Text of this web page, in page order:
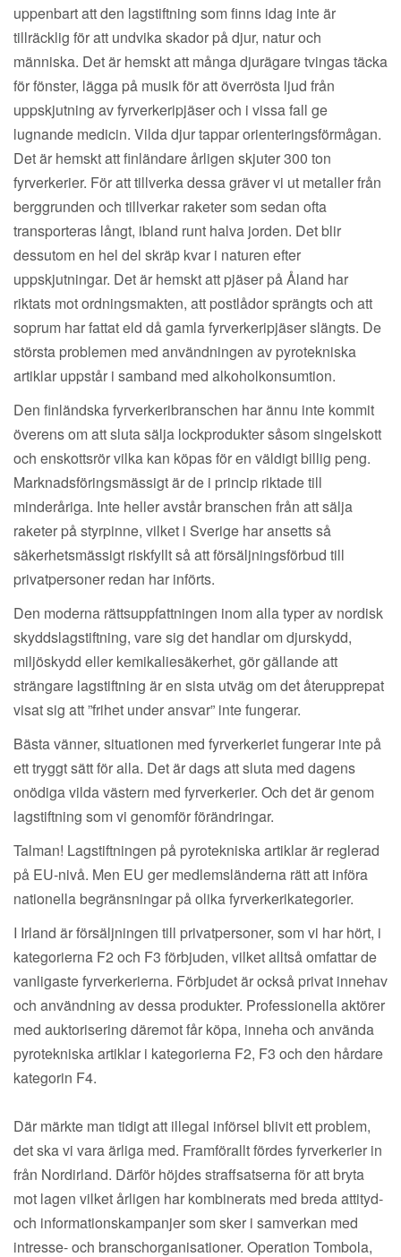
uppenbart att den lagstiftning som finns idag inte är
tillräcklig för att undvika skador på djur, natur och
människa. Det är hemskt att många djurägare tvingas täcka
för fönster, lägga på musik för att överrösta ljud från
uppskjutning av fyrverkeripjäser och i vissa fall ge
lugnande medicin. Vilda djur tappar orienteringsförmågan.
Det är hemskt att finländare årligen skjuter 300 ton
fyrverkerier. För att tillverka dessa gräver vi ut metaller från
berggrunden och tillverkar raketer som sedan ofta
transporteras långt, ibland runt halva jorden. Det blir
dessutom en hel del skräp kvar i naturen efter
uppskjutningar. Det är hemskt att pjäser på Åland har
riktats mot ordningsmakten, att postlådor sprängts och att
soprum har fattat eld då gamla fyrverkeripjäser slängts. De
största problemen med användningen av pyrotekniska
artiklar uppstår i samband med alkoholkonsumtion.
Den finländska fyrverkeribranschen har ännu inte kommit
överens om att sluta sälja lockprodukter såsom singelskott
och enskottsrör vilka kan köpas för en väldigt billig peng.
Marknadsföringsmässigt är de i princip riktade till
minderåriga. Inte heller avstår branschen från att sälja
raketer på styrpinne, vilket i Sverige har ansetts så
säkerhetsmässigt riskfyllt så att försäljningsförbud till
privatpersoner redan har införts.
Den moderna rättsuppfattningen inom alla typer av nordisk
skyddslagstiftning, vare sig det handlar om djurskydd,
miljöskydd eller kemikaliesäkerhet, gör gällande att
strängare lagstiftning är en sista utväg om det återupprepat
visat sig att ”frihet under ansvar” inte fungerar.
Bästa vänner, situationen med fyrverkeriet fungerar inte på
ett tryggt sätt för alla. Det är dags att sluta med dagens
onödiga vilda västern med fyrverkerier. Och det är genom
lagstiftning som vi genomför förändringar.
Talman! Lagstiftningen på pyrotekniska artiklar är reglerad
på EU-nivå. Men EU ger medlemsländerna rätt att införa
nationella begränsningar på olika fyrverkerikategorier.
I Irland är försäljningen till privatpersoner, som vi har hört, i
kategorierna F2 och F3 förbjuden, vilket alltså omfattar de
vanligaste fyrverkerierna. Förbjudet är också privat innehav
och användning av dessa produkter. Professionella aktörer
med auktorisering däremot får köpa, inneha och använda
pyrotekniska artiklar i kategorierna F2, F3 och den hårdare
kategorin F4.
Där märkte man tidigt att illegal införsel blivit ett problem,
det ska vi vara ärliga med. Framförallt fördes fyrverkerier in
från Nordirland. Därför höjdes straffsatserna för att bryta
mot lagen vilket årligen har kombinerats med breda attityd-
och informationskampanjer som sker i samverkan med
intresse- och branschorganisationer. Operation Tombola,